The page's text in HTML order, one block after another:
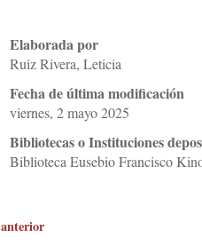
Elaborada por
Ruiz Rivera, Leticia
Fecha de última modificación
viernes, 2 mayo 2025
Bibliotecas o Instituciones
Biblioteca Eusebio Francisco
anterior